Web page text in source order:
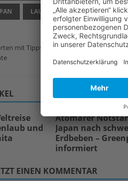
LAUFZEITVERLÄNGERUNG
mit Tipps für den Anbau:
und
Atomarer
Japan nach
Erdbeben –
informiert
EINEN KOMMENTAR